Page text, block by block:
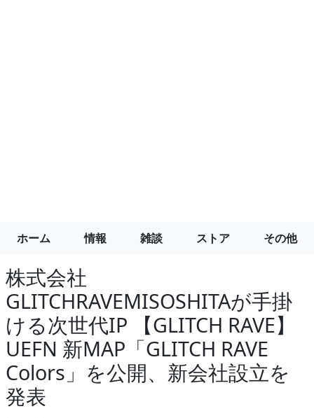
ホーム 情報 雑談 ストア その他
株式会社
GLITCHRAVEMISOSHITAが手掛
ける次世代IP 【GLITCH RAVE】
UEFN 新MAP「GLITCH RAVE
Colors」を公開、新会社設立を
発表